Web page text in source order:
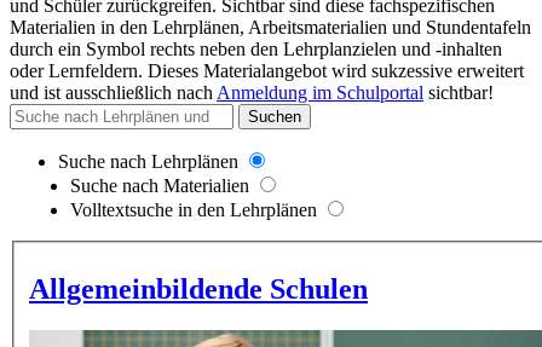
und Schüler zurückgreifen. Sichtbar sind diese fachspezifischen
Materialien in den Lehrplänen, Arbeitsmaterialien und Stundentafeln
durch ein Symbol rechts neben den Lehrplanzielen und -inhalten
oder Lernfeldern. Dieses Materialangebot wird sukzessive erweitert
und ist ausschließlich nach Anmeldung im Schulportal sichtbar!
Suchen
Suche nach Lehrplänen
Suche nach Materialien
Volltextsuche in den Lehrplänen
Allgemeinbildende Schulen